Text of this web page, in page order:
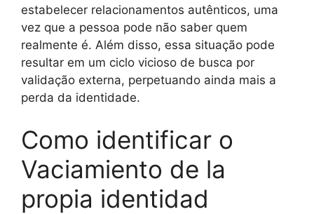
estabelecer relacionamentos autênticos, uma
vez que a pessoa pode não saber quem
realmente é. Além disso, essa situação pode
resultar em um ciclo vicioso de busca por
validação externa, perpetuando ainda mais a
perda da identidade.
Como identificar o
Vaciamiento de la
propia identidad